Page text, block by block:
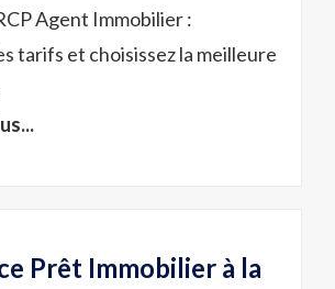
Agent Immobilier :
tarifs et choisissez la meilleure
Prêt Immobilier à la